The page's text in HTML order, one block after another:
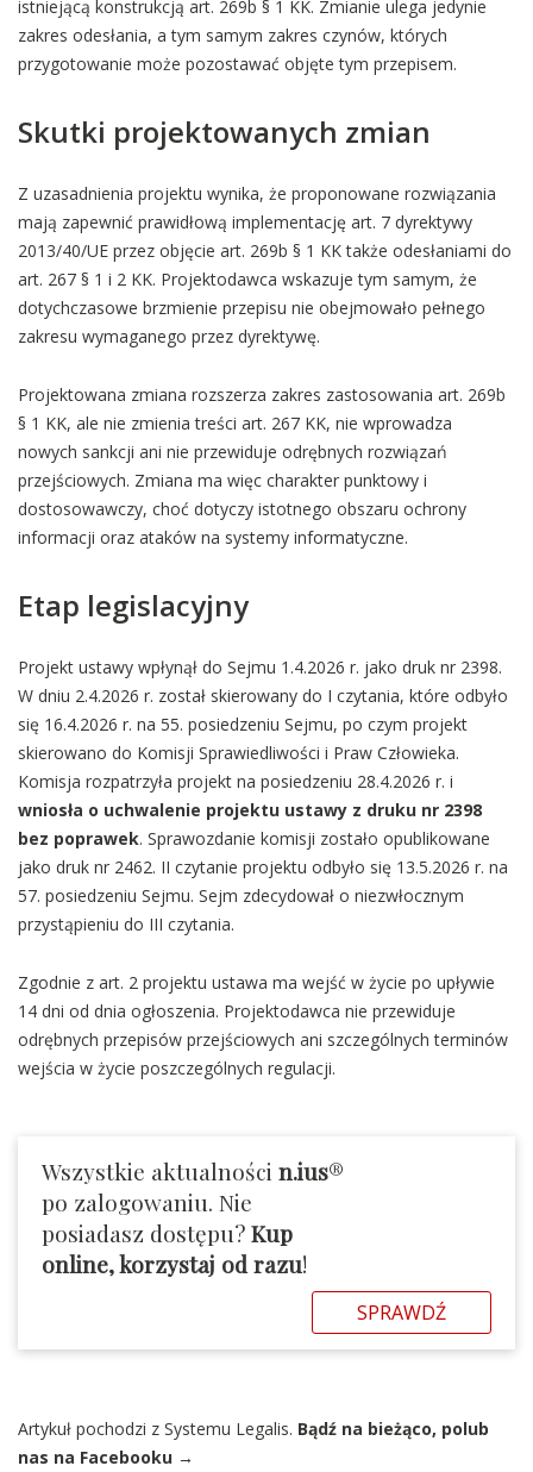
istniejącą konstrukcją art. 269b § 1 KK. Zmianie ulega jedynie
zakres odesłania, a tym samym zakres czynów, których
przygotowanie może pozostawać objęte tym przepisem.
Skutki projektowanych zmian
Z uzasadnienia projektu wynika, że proponowane rozwiązania
mają zapewnić prawidłową implementację art. 7 dyrektywy
2013/40/UE przez objęcie art. 269b § 1 KK także odesłaniami do
art. 267 § 1 i 2 KK. Projektodawca wskazuje tym samym, że
dotychczasowe brzmienie przepisu nie obejmowało pełnego
zakresu wymaganego przez dyrektywę.
Projektowana zmiana rozszerza zakres zastosowania art. 269b
§ 1 KK, ale nie zmienia treści art. 267 KK, nie wprowadza
nowych sankcji ani nie przewiduje odrębnych rozwiązań
przejściowych. Zmiana ma więc charakter punktowy i
dostosowawczy, choć dotyczy istotnego obszaru ochrony
informacji oraz ataków na systemy informatyczne.
Etap legislacyjny
Projekt ustawy wpłynął do Sejmu 1.4.2026 r. jako druk nr 2398.
W dniu 2.4.2026 r. został skierowany do I czytania, które odbyło
się 16.4.2026 r. na 55. posiedzeniu Sejmu, po czym projekt
skierowano do Komisji Sprawiedliwości i Praw Człowieka.
Komisja rozpatrzyła projekt na posiedzeniu 28.4.2026 r. i
wniosła o uchwalenie projektu ustawy z druku nr 2398
bez poprawek. Sprawozdanie komisji zostało opublikowane
jako druk nr 2462. II czytanie projektu odbyło się 13.5.2026 r. na
57. posiedzeniu Sejmu. Sejm zdecydował o niezwłocznym
przystąpieniu do III czytania.
Zgodnie z art. 2 projektu ustawa ma wejść w życie po upływie
14 dni od dnia ogłoszenia. Projektodawca nie przewiduje
odrębnych przepisów przejściowych ani szczególnych terminów
wejścia w życie poszczególnych regulacji.
Wszystkie aktualności n.ius®
po zalogowaniu. Nie
posiadasz dostępu?Kup
online, korzystaj od razu!
SPRAWDŹ
Artykuł pochodzi z Systemu Legalis. Bądź na bieżąco, polub
nas na Facebooku →